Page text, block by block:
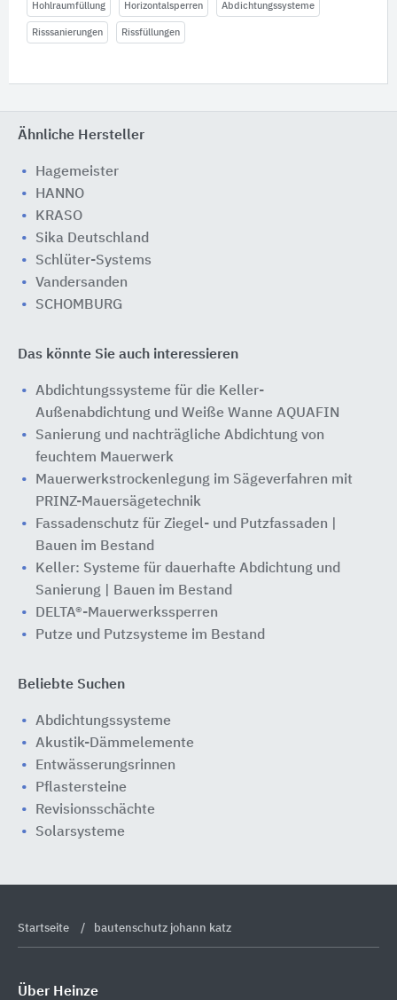
Hohlraumfüllung Horizontalsperren Abdichtungssysteme
Risssanierungen Rissfüllungen
Ähnliche Hersteller
Hagemeister
HANNO
KRASO
Sika Deutschland
Schlüter-Systems
Vandersanden
SCHOMBURG
Das könnte Sie auch interessieren
Abdichtungssysteme für die Keller-
Außenabdichtung und Weiße Wanne AQUAFIN
Sanierung und nachträgliche Abdichtung von
feuchtem Mauerwerk
Mauerwerkstrockenlegung im Sägeverfahren mit
PRINZ-Mauersägetechnik
Fassadenschutz für Ziegel- und Putzfassaden |
Bauen im Bestand
Keller: Systeme für dauerhafte Abdichtung und
Sanierung | Bauen im Bestand
DELTA®-Mauerwerkssperren
Putze und Putzsysteme im Bestand
Beliebte Suchen
Abdichtungssysteme
Akustik-Dämmelemente
Entwässerungsrinnen
Pflastersteine
Revisionsschächte
Solarsysteme
Startseite bautenschutz johann katz
Über Heinze